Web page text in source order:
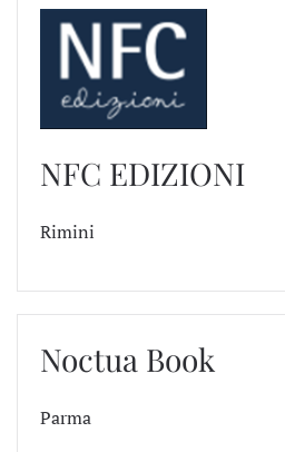
NFC EDIZIONI
Rimini
Noctua Book
Parma